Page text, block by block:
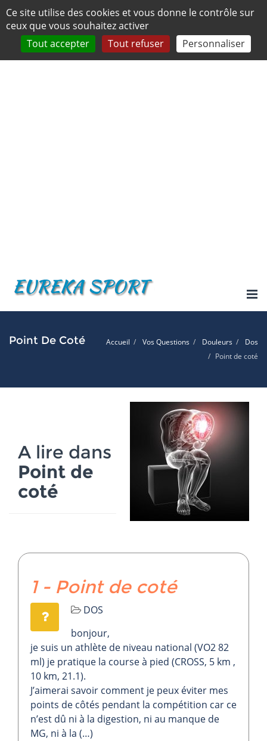
Point De Coté Accueil Vos Questions Douleurs
Dos
Point de coté
A lire dans
Point de
coté
1 - Point de coté
DOS
bonjour,
je suis un athlète de niveau national (VO2 82
ml) je pratique la course à pied (CROSS, 5 km ,
10 km, 21.1).
J’aimerai savoir comment je peux éviter mes
points de côtés pendant la compétition car ce
n’est dû ni à la digestion, ni au manque de
MG, ni à la (…)
Panneau de gestion des cookies
Ce site utilise des cookies et vous donne le contrôle sur
ceux que vous souhaitez activer
Tout accepter
Tout refuser Personnaliser